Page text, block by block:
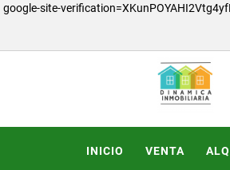
google-site-
INICIO VENTA